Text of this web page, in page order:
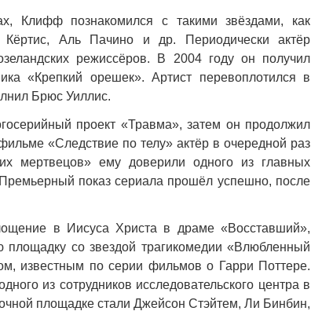
Клифф познакомился с такими звёздами, как
Аль Пачино и др. Периодически актёр
режиссёров. В 2004 году он получил
«Крепкий орешек». Артист перевоплотился в
Брюс Уиллис.
проект «Травма», затем он продолжил
«Следствие по телу» актёр в очередной раз
мертвецов» ему доверили одного из главных
показ сериала прошёл успешно, после
в Иисуса Христа в драме «Восставший»,
со звездой трагикомедии «Влюбленный
известным по серии фильмов о Гарри Поттере.
из сотрудников исследовательского центра в
площадке стали Джейсон Стэйтем, Ли Бинбин,